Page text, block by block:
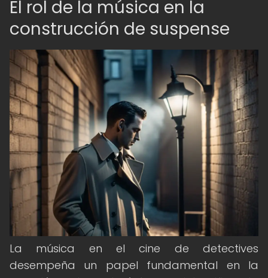
El rol de la música en la
construcción de suspense
La música en el cine de detectives
desempeña un papel fundamental en la